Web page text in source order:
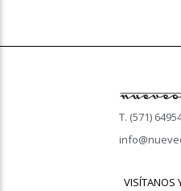
T. (571)
VISÍTANOS